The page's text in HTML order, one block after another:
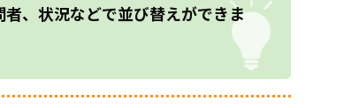
者、状況などで並び替えができま